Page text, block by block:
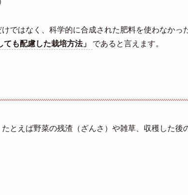
ではなく、科学的に合成された肥料を使わなかっ
ても配慮した栽培方法」 であると言えます。
とえば野菜の残渣（ざんさ）や雑草、収穫した後